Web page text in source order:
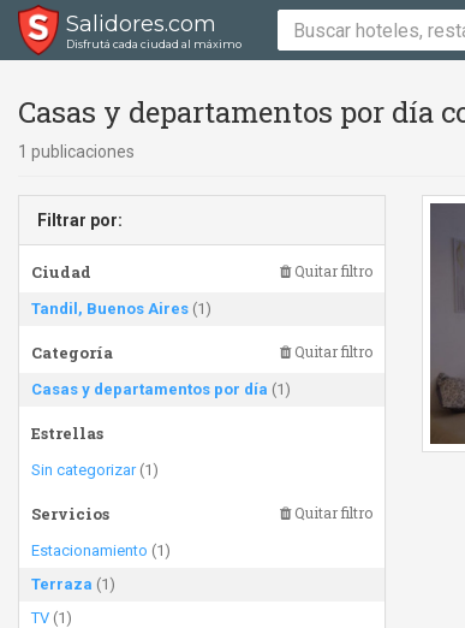
Salidores.com
Disfrutá cada ciudad al máximo
Casas y departamentos por día
1 publicaciones
Filtrar por:
Ciudad Quitar filtro
Tandil, Buenos Aires (1)
Categoría Quitar filtro
Casas y departamentos por día (1)
Estrellas
Sin categorizar(1)
Servicios Quitar filtro
Estacionamiento (1)
Terraza (1)
TV (1)